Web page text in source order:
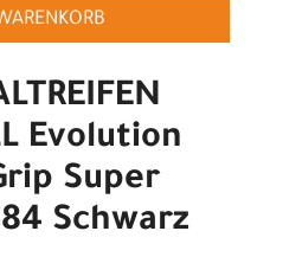
Evolution
Super
Schwarz